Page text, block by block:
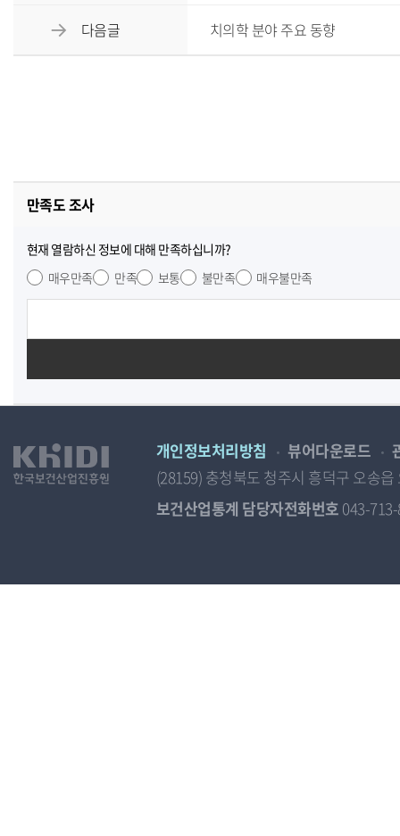
다음글 치의학 분야 주요 동향
만족도 조사
현재 열람하신 정보에 대해 만족하십니까?
매우만족
만족 보통 불만족 매우불만족
개인정보처리방침 뷰어다운로드
(28159) 충청북도 청주시 흥덕구 오송
보건산업통계 담당자전화번호 043-